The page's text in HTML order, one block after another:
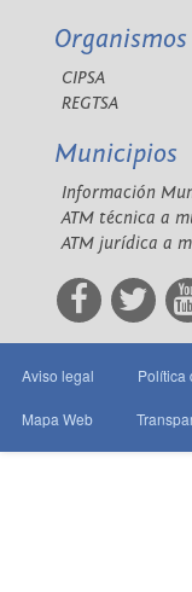
Organismos
CIPSA
REGTSA
Municipios
Información
ATM técnica a
ATM jurídica a
Aviso legal Política
Mapa Web